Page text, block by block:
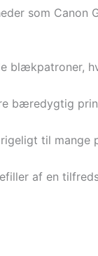
som Canon
blækpatroner,
bæredygtig
til
af en